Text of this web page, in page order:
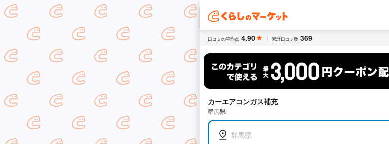
口コミの平均点 4.90 累計口コミ数 369
カーエアコンガス補充
群馬県
群馬県